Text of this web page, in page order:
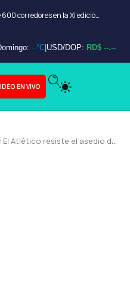
Esperan más de 600 corredores en la XI edición del Bayahibe 10K
--°C USD/DOP: RD$ --.--
EN VIVO
resiste el asedio del Barça y se mete en semifinales